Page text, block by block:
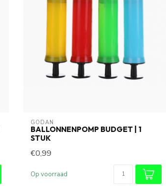
GODAN
BALLONNENPOMP BUDGET | 1
STUK
€0,99
Op voorraad